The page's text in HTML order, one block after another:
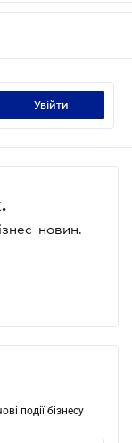
увійти
новин.
події бізнесу